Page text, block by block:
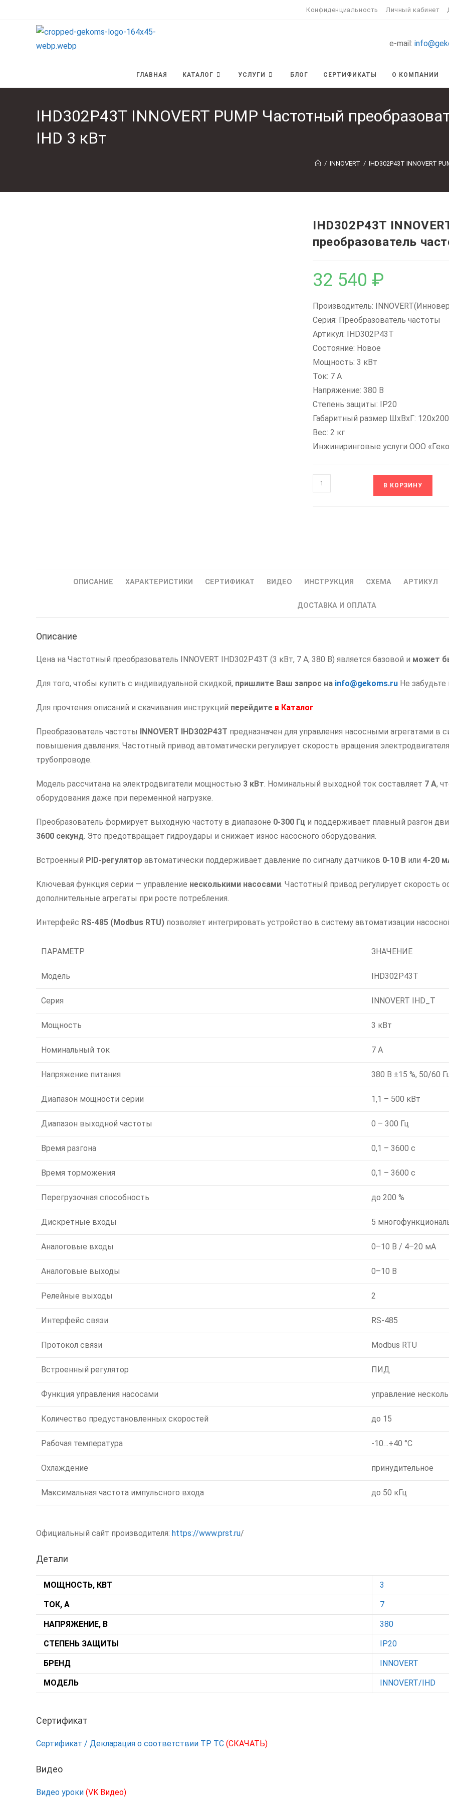
содержимому
Конфиденциальность Личный кабинет
e-mail:
ГЛАВНАЯ КАТАЛОГ УСЛУГИ БЛОГ СЕРТИФИКАТЫ О КОМПАНИИ
IHD302P43T INNOVERT PUMP Частотный
IHD 3 кВт
/ INNOVERT / IHD302P43T INNOVERT
IHD302P43T
преобразователь
32 540 ₽
Производитель:
Серия: Преобразователь частоты
Артикул: IHD302P43T
Состояние: Новое
Мощность: 3 кВт
Ток: 7 А
Напряжение: 380 В
Степень защиты: IP20
Габаритный размер ШхВхГ:
Вес: 2 кг
Инжиниринговые услуги ООО
Количество
товара
Инноверт
3
В КОРЗИНУ
ОПИСАНИЕ ХАРАКТЕРИСТИКИ СЕРТИФИКАТ ВИДЕО ИНСТРУКЦИЯ СХЕМА АРТИКУЛ
ДОСТАВКА И ОПЛАТА
Описание
Цена на Частотный преобразователь INNOVERT IHD302P43T (3 кВт, 7 А, 380 В) является базовой и может
Для того, чтобы купить с индивидуальной скидкой, пришлите Ваш запрос на info@gekoms.ru Не
Для прочтения описаний и скачивания инструкций перейдите в Каталог
Преобразователь частоты INNOVERT IHD302P43T предназначен для управления насосными агрегатами в
повышения давления. Частотный привод автоматически регулирует скорость вращения
трубопроводе.
Модель рассчитана на электродвигатели мощностью 3 кВт. Номинальный выходной ток составляет 7 А,
оборудования даже при переменной нагрузке.
Преобразователь формирует выходную частоту в диапазоне 0-300 Гц и поддерживает плавный разгон
3600 секунд. Это предотвращает гидроудары и снижает износ насосного оборудования.
Встроенный PID-регулятор автоматически поддерживает давление по сигналу датчиков 0-10 В или 4-20
Ключевая функция серии — управление несколькими насосами. Частотный привод регулирует скорость
дополнительные агрегаты при росте потребления.
Интерфейс RS-485 (Modbus RTU) позволяет интегрировать устройство в систему автоматизации
ПАРАМЕТР ЗНАЧЕНИЕ
Модель IHD302P43T
Серия INNOVERT IHD_T
Мощность 3 кВт
Номинальный ток 7 А
Напряжение питания 380 В ±15 %, 50/60
Диапазон мощности серии 1,1 – 500 кВт
Диапазон выходной частоты 0 – 300 Гц
Время разгона 0,1 – 3600 с
Время торможения 0,1 – 3600 с
Перегрузочная способность до 200 %
Дискретные входы 5
Аналоговые входы 0–10 В / 4–20 мА
Аналоговые выходы 0–10 В
Релейные выходы 2
Интерфейс связи RS-485
Протокол связи Modbus RTU
Встроенный регулятор ПИД
Функция управления насосами управление
Количество предустановленных скоростей до 15
Рабочая температура -10…+40 °C
Охлаждение принудительное
Максимальная частота импульсного входа до 50 кГц
Официальный сайт производителя: https://www.prst.ru/
Детали
МОЩНОСТЬ, КВТ 3
ТОК, А 7
НАПРЯЖЕНИЕ, В 380
СТЕПЕНЬ ЗАЩИТЫ IP20
БРЕНД INNOVERT
МОДЕЛЬ INNOVERT/IHD
Сертификат
Сертификат / Декларация о соответствии ТР ТС (СКАЧАТЬ)
Видео
Видео уроки (VK Видео)